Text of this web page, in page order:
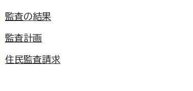
監査の結果
監査計画
住民監査請求